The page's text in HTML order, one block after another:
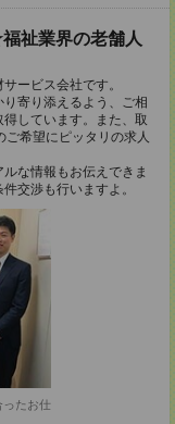
祉業界の老舗人
ービス会社です。
寄り添えるよう、ご相
しています。また、取
希望にピッタリの求人
な情報もお伝えできま
交渉も行いますよ。
ったお仕